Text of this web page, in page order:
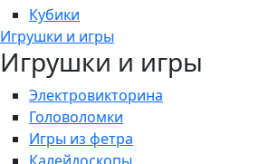
Кубики
Игрушки и игры
Игрушки и игры
Электровикторина
Головоломки
Игры из фетра